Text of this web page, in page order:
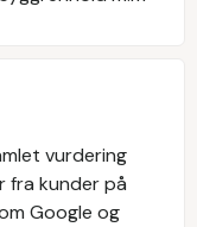
vurdering
fra kunder på
Google og